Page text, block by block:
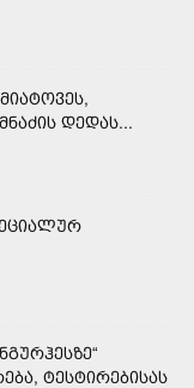
ᲓᲔᲓᲐᲡ...
ᲢᲔᲡᲢᲘᲠᲔᲑᲘᲡᲐᲡ